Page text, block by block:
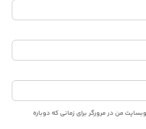
من در مرورگر برای زمانی که دوباره